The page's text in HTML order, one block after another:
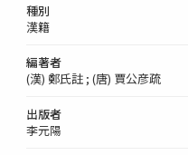
種別
漢籍
編著者
(漢) 鄭氏註 ; (唐) 賈公彦疏
出版者
李元陽